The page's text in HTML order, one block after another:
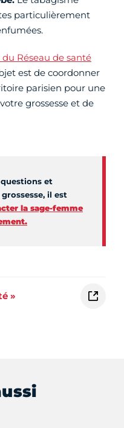
particulièrement
du Réseau de santé
est de coordonner
parisien pour une
grossesse et de
et
il est
la sage-femme
»